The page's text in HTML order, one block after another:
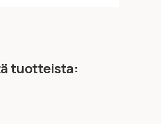
tuotteista: